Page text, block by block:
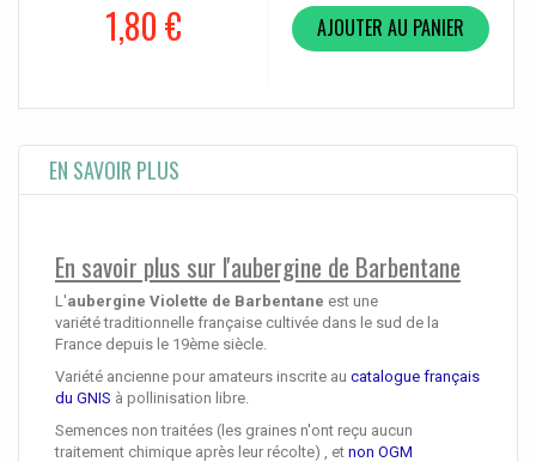
1,80 € AJOUTER AU PANIER
EN SAVOIR PLUS
En savoir plus sur l'aubergine de Barbentane
L'aubergine Violette de Barbentane est une
variété traditionnelle française cultivée dans le sud de la
France depuis le 19ème siècle.
Variété ancienne pour amateurs inscrite au catalogue français
du GNIS à pollinisation libre.
Semences non traitées (les graines n'ont reçu aucun
traitement chimique après leur récolte) , et non OGM